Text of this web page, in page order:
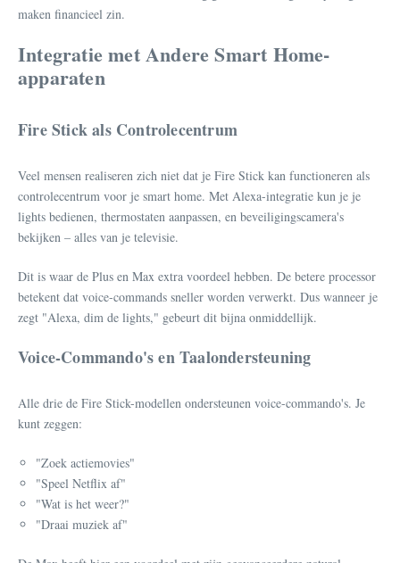
maken financieel zin.
Integratie met Andere Smart Home-
apparaten
Fire Stick als Controlecentrum
Veel mensen realiseren zich niet dat je Fire Stick kan functioneren als
controlecentrum voor je smart home. Met Alexa-integratie kun je je
lights bedienen, thermostaten aanpassen, en beveiligingscamera's
bekijken – alles van je televisie.
Dit is waar de Plus en Max extra voordeel hebben. De betere processor
betekent dat voice-commands sneller worden verwerkt. Dus wanneer je
zegt "Alexa, dim de lights," gebeurt dit bijna onmiddellijk.
Voice-Commando's en Taalondersteuning
Alle drie de Fire Stick-modellen ondersteunen voice-commando's. Je
kunt zeggen:
"Zoek actiemovies"
"Speel Netflix af"
"Wat is het weer?"
"Draai muziek af"